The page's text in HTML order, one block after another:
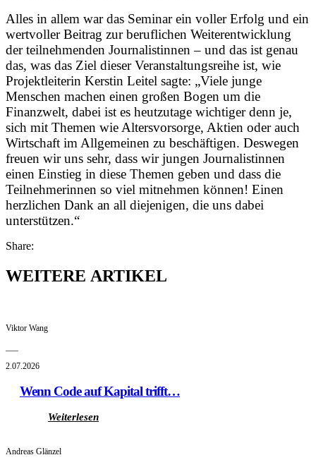
Alles in allem war das Seminar ein voller Erfolg und ein
wertvoller Beitrag zur beruflichen Weiterentwicklung
der teilnehmenden Journalistinnen – und das ist genau
das, was das Ziel dieser Veranstaltungsreihe ist, wie
Projektleiterin Kerstin Leitel sagte: „Viele junge
Menschen machen einen großen Bogen um die
Finanzwelt, dabei ist es heutzutage wichtiger denn je,
sich mit Themen wie Altersvorsorge, Aktien oder auch
Wirtschaft im Allgemeinen zu beschäftigen. Deswegen
freuen wir uns sehr, dass wir jungen Journalistinnen
einen Einstieg in diese Themen geben und dass die
Teilnehmerinnen so viel mitnehmen können! Einen
herzlichen Dank an all diejenigen, die uns dabei
unterstützen.“
Share:
WEITERE ARTIKEL
Viktor Wang
2.07.2026
Wenn Code auf Kapital trifft…
Weiterlesen
Andreas Glänzel